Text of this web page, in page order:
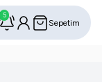
Avantajlı Setler
5
HesabımSepetim